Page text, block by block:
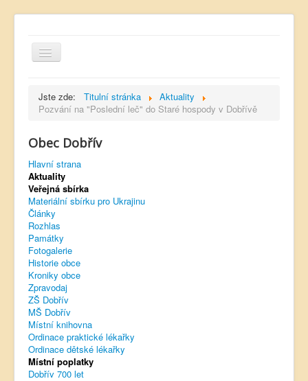
Hlavní strana
Kontakt
Úřední deska
Dobřívský zpravodaj
Rozhlas
Sokol Dobřív
Ubytování
Obec Pavlovsko
Virtuální prohlídka
Jste zde: Titulní stránka
Aktuality
Pozvání na "Poslední leč" do Staré hospody v Dobřívě
Obec Dobřív
Hlavní strana
Aktuality
Veřejná sbírka
Materiální sbírku pro Ukrajinu
Články
Rozhlas
Památky
Fotogalerie
Historie obce
Kroniky obce
Zpravodaj
ZŠ Dobřív
MŠ Dobřív
Místní knihovna
Ordinace praktické lékařky
Ordinace dětské lékařky
Místní poplatky
Dobřív 700 let